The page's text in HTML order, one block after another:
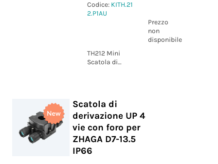
Codice: KITH.21
2.P1AU
Prezzo
non
disponibile
TH212 Mini
Scatola di
palo
(Stampato 3D)
Scatola di
derivazione UP 4
vie con foro per
ZHAGA D7-13.5
IP66